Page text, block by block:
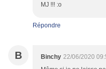
MJ !!! :o
Répondre
B Binchy 22/06/2020